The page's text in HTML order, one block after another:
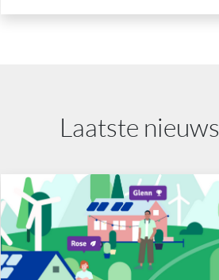
Laatste nieuws